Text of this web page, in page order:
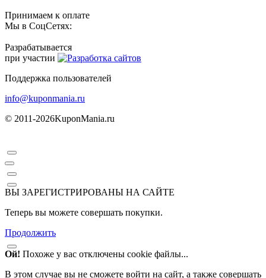
Принимаем к оплате
Мы в СоцСетях:
Разрабатывается
при участии
Поддержка пользователей
info@kuponmania.ru
© 2011-2026KuponMania.ru
ВЫ ЗАРЕГИСТРИРОВАНЫ НА САЙТЕ
Теперь вы можете совершать покупки.
Продолжить
Ой! Похоже у вас отключены cookie файлы...
В этом случае вы не сможете войти на сайт, а также совершать